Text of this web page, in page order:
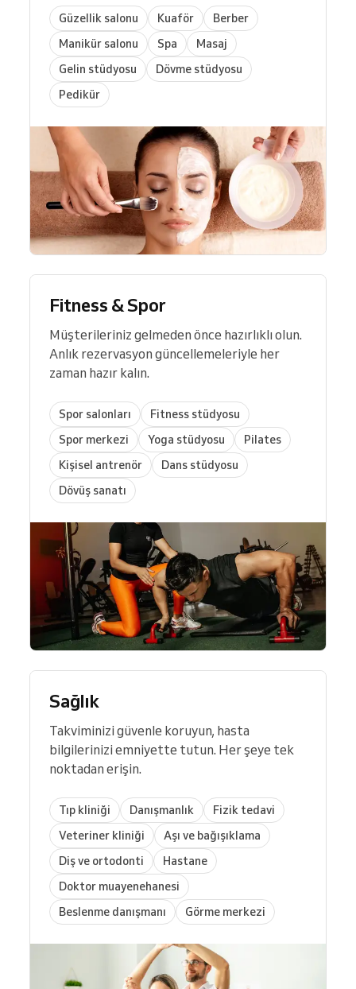
Güzellik salonu Kuaför
Berber
Manikür salonu
Spa
Masaj
Gelin stüdyosu
Dövme stüdyosu
Pedikür
Fitness & Spor
Müşterileriniz gelmeden önce hazırlıklı olun.
Anlık rezervasyon güncellemeleriyle her
zaman hazır kalın.
Spor salonları
Fitness stüdyosu
Spor merkezi
Yoga stüdyosu
Pilates
Kişisel antrenör
Dans stüdyosu
Dövüş sanatı
Sağlık
Takviminizi güvenle koruyun, hasta
bilgilerinizi emniyette tutun. Her şeye tek
noktadan erişin.
Tıp kliniği Danışmanlık
Fizik tedavi
Veteriner kliniği
Aşı ve bağışıklama
Diş ve ortodonti
Hastane
Doktor muayenehanesi
Beslenme danışmanı
Görme merkezi